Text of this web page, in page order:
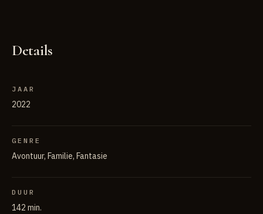
Details
JAAR
2022
GENRE
Avontuur, Familie, Fantasie
DUUR
142 min.